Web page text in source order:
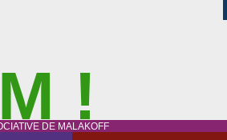
!
DE MALAKOFF